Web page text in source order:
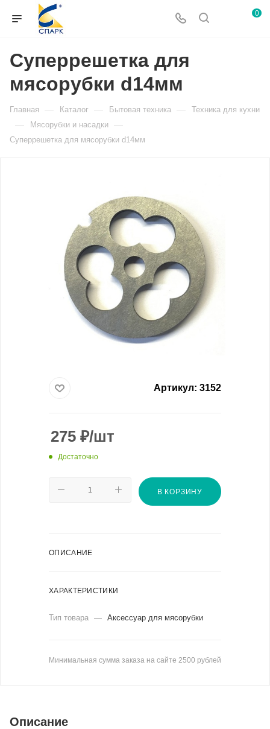
0
Суперрешетка для
мясорубки d14мм
Главная — Каталог — Бытовая техника — Техника для кухни
— Мясорубки и насадки —
Суперрешетка для мясорубки d14мм
Артикул: 3152
275 ₽/шт
Достаточно
В КОРЗИНУ
ОПИСАНИЕ
ХАРАКТЕРИСТИКИ
Тип товара — Аксессуар для мясорубки
Минимальная сумма заказа на сайте 2500 рублей
Описание